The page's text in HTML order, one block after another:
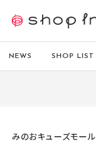
NEWS SHOP LIST
みのおキューズモー